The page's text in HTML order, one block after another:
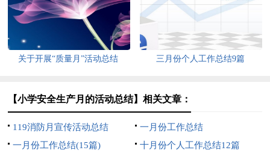
关于开展“质量月”活动总结 三月份个人工作总结9篇
【小学安全生产月的活动总结】相关文章：
119消防月宣传活动总结
一月份工作总结
一月份工作总结(15篇)
十月份个人工作总结12篇